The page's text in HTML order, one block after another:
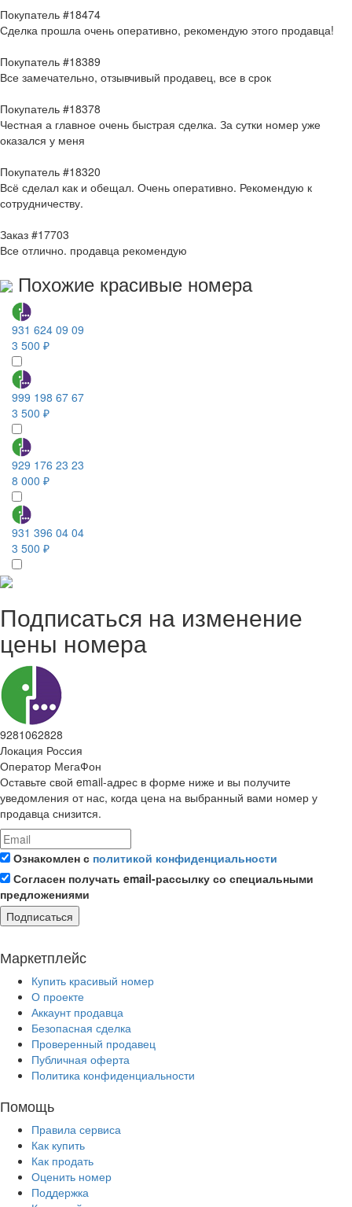
Покупатель #18474
Сделка прошла очень оперативно, рекомендую этого продавца!
Покупатель #18389
Все замечательно, отзывчивый продавец, все в срок
Покупатель #18378
Честная а главное очень быстрая сделка. За сутки номер уже
оказался у меня
Покупатель #18320
Всё сделал как и обещал. Очень оперативно. Рекомендую к
сотрудничеству.
Заказ #17703
Все отлично. продавца рекомендую
Похожие красивые номера
931 624 09 09
3 500 ₽
999 198 67 67
3 500 ₽
929 176 23 23
8 000 ₽
931 396 04 04
3 500 ₽
Подписаться на изменение
цены номера
9281062828
Локация Россия
Оператор МегаФон
Оставьте свой email-адрес в форме ниже и вы получите
уведомления от нас, когда цена на выбранный вами номер у
продавца снизится.
Ознакомлен с политикой конфиденциальности
Согласен получать email-рассылку со специальными
предложениями
Подписаться
Маркетплейс
Купить красивый номер
О проекте
Аккаунт продавца
Безопасная сделка
Проверенный продавец
Публичная оферта
Политика конфиденциальности
Помощь
Правила сервиса
Как купить
Как продать
Оценить номер
Поддержка